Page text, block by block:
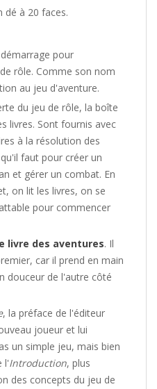
dé à 20 faces.
pour
rôle. Comme son nom
au jeu d'aventure.
du jeu de rôle, la boîte
livres. Sont fournis avec
à la résolution des
faut pour créer un
et gérer un combat. En
on lit les livres, on se
pour commencer
livre des aventures. Il
car il prend en main
douceur de l'autre côté
, la préface de l'éditeur
joueur et lui
un simple jeu, mais bien
l'Introduction, plus
des concepts du jeu de